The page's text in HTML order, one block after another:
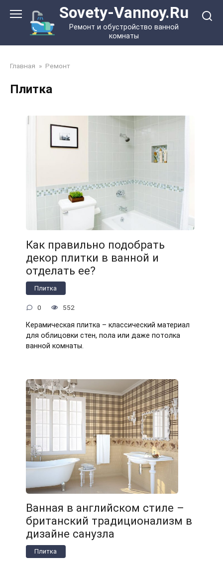
контенту
Sovety-Vannoy.Ru
Ремонт и обустройство ванной
комнаты
Главная » Ремонт
Плитка
Как правильно подобрать
декор плитки в ванной и
отделать ее?
Плитка
0 552
Керамическая плитка – классический материал
для облицовки стен, пола или даже потолка
ванной комнаты.
Ванная в английском стиле –
британский традиционализм в
дизайне санузла
Плитка